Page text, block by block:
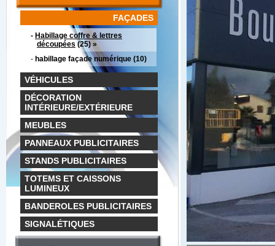
FAÇADES
- Habillage coffre & lettres
découpées (25) »
- habillage façade numérique (10)
VÉHICULES
DÉCORATION
INTÉRIEURE/EXTÉRIEURE
MEUBLES
PANNEAUX PUBLICITAIRES
STANDS PUBLICITAIRES
TOTEMS ET CAISSONS
LUMINEUX
BANDEROLES PUBLICITAIRES
SIGNALÉTIQUES